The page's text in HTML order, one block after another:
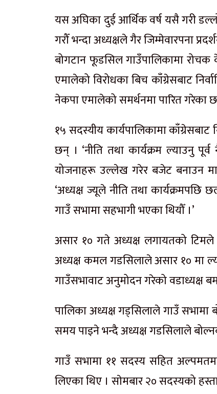
यस अघिका दुई आर्थिक वर्ष यसै गरी
गरौँ भन्दा अध्यक्षले गैर जिम्मेवारपना
बोगटान फूडसिल गाउँपालिकामा
एमालेको विरोधका बिच काँग्रेसबाट
नेकपा एमालेको समर्थनमा पारित गरेका
१५ सदस्यीय कार्यपालिकामा
छन् । ‘नीति तथा कार्यक्रम ल्याउनु
योजनाहरू उल्लेख गरेर बजेट बनाउन
‘अध्यक्ष ज्यूले नीति तथा
गाउँ सभामा सहभागी भएका थियौँ ।’
असार १० गते अध्यक्ष लगायतको
अध्यक्ष कमल गडसिलाले असार १० मा
गाउँसभावाट अनुमोदन गरेको वडाध्यक्ष
पालिका अध्यक्ष गड्सिलाले गाउँ सभामा
समय पाइने भन्दै अध्यक्ष गडसिलाले
गाउँ सभामा ११ सदस्य सहित
लिएका थिए । साेमबार २० सदस्यको